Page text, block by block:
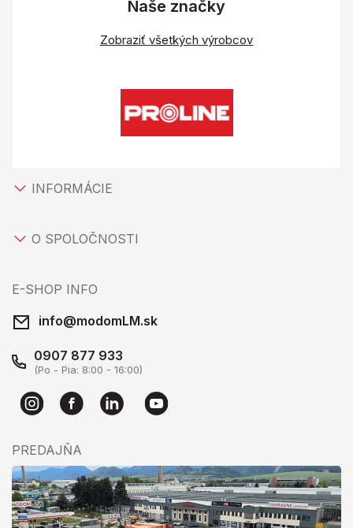
Naše značky
Zobraziť všetkých výrobcov
INFORMÁCIE
O SPOLOČNOSTI
E-SHOP INFO
info@modomLM.sk
0907 877 933
(Po - Pia: 8:00 - 16:00)
PREDAJŇA